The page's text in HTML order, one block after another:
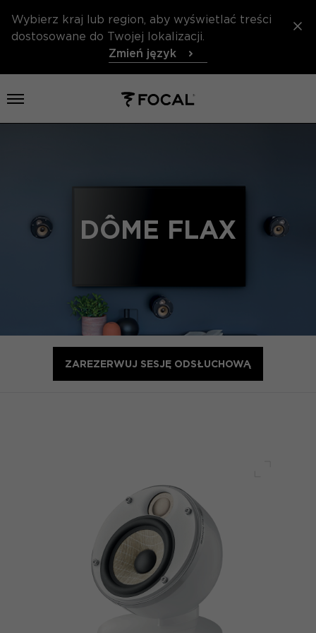
Wybierz kraj lub region, aby wyświetlać treści
dostosowane do Twojej lokalizacji.
Zmień język
Otwórz menu
DÔME FLAX
ZAREZERWUJ SESJĘ ODSŁUCHOWĄ